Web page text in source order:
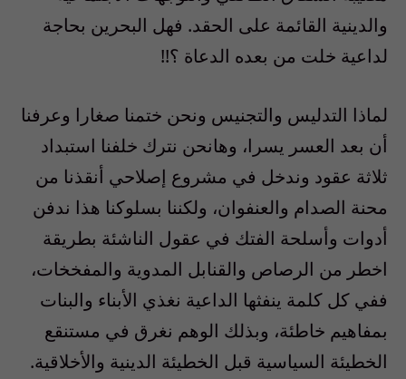
والدينية القائمة على الحقد‮. ‬فهل البحرين بحاجة
لداعية خلت من بعده الدعاة ؟‮!! ‬
لماذا التدليس والتجنيس ونحن ختمنا صغارا وعرفنا
أن بعد العسر‮ ‬يسرا،‮ ‬وهانحن نترك خلفنا استبداد
ثلاثة عقود وندخل في‮ ‬مشروع إصلاحي‮ ‬أنقذنا من
محنة الصدام والعنفوان،‮ ‬ولكننا بسلوكنا هذا ندفن
أدوات وأسلحة الفتك في‮ ‬عقول الناشئة بطريقة
اخطر من الرصاص والقنابل المدوية والمفخخات،‮
‬ففي‮ ‬كل كلمة‮ ‬ينفثها الداعية نغذي‮ ‬الأبناء والبنات
بمفاهيم خاطئة،‮ ‬وبذلك الوهم نغرق في‮ ‬مستنقع
الخطيئة السياسية قبل الخطيئة الدينية والأخلاقية‮.